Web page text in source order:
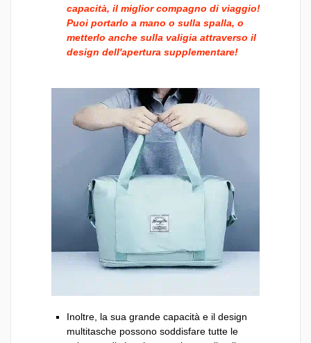
capacità, il miglior compagno di viaggio!
Puoi portarlo a mano o sulla spalla, o
metterlo anche sulla valigia attraverso il
design dell'apertura supplementare!
Inoltre, la sua grande capacità e il design
multitasche possono soddisfare tutte le